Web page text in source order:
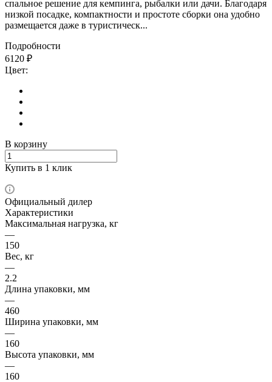
спальное решение для кемпинга, рыбалки или дачи. Благодаря
низкой посадке, компактности и простоте сборки она удобно
размещается даже в туристическ...
Подробности
6120 ₽
Цвет:
В корзину
Купить в 1 клик
Официальный дилер
Характеристики
Максимальная нагрузка, кг
—
150
Вес, кг
—
2.2
Длина упаковки, мм
—
460
Ширина упаковки, мм
—
160
Высота упаковки, мм
—
160